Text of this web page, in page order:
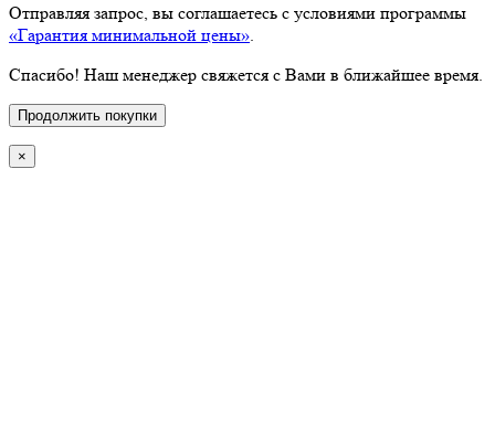
Отправляя запрос, вы соглашаетесь с условиями программы
«Гарантия минимальной цены».
Спасибо! Наш менеджер свяжется с Вами в ближайшее время.
Продолжить покупки
×